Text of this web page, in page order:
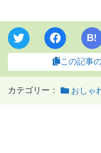
B!
この記事
カテゴリー： おしゃ